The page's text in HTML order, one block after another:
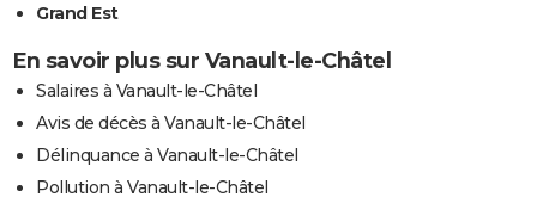
Grand Est
En savoir plus sur Vanault-le-Châtel
Salaires à Vanault-le-Châtel
Avis de décès à Vanault-le-Châtel
Délinquance à Vanault-le-Châtel
Pollution à Vanault-le-Châtel